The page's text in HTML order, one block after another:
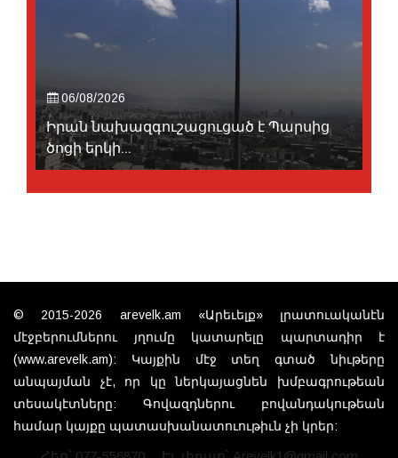
06/08/2026
Իրան նախազգուշացուցած է Պարսից
ծոցի երկի...
© 2015-2026 arevelk.am «Արեւելք» լրատուականէն
մէջբերումներու յղումը կատարելը պարտադիր է
(www.arevelk.am): Կայքին մէջ տեղ գտած նիւթերը
անպայման չէ, որ կը ներկայացնեն խմբագրութեան
տեսակէտները: Գովազդներու բովանդակութեան
համար կայքը պատասխանատուութիւն չի կրեր: